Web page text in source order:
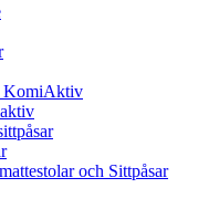
KomiAktiv
och Sittpåsar